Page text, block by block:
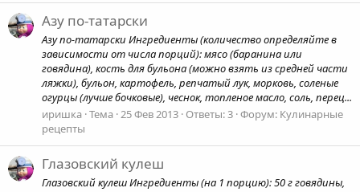
Азу по-татарски
Азу по-татарски Ингредиенты (количество определяйте в
зависимости от числа порций): мясо (баранина или
говядина), кость для бульона (можно взять из средней части
ляжки), бульон, картофель, репчатый лук, морковь, соленые
огурцы (лучше бочковые), чеснок, топленое масло, соль, перец...
иришка Тема 25 Фев 2013 Ответы: 3 Форум: Кулинарные
рецепты
Глазовский кулеш
Глазовский кулеш Ингредиенты (на 1 порцию): 50 г говядины,